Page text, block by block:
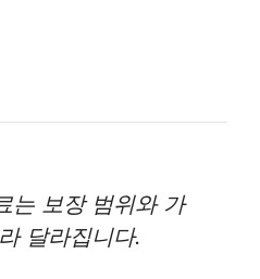
는 보장 범위와 가
달라집니다.